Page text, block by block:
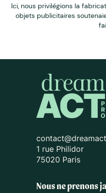
Ici, nous privilégions la
objets publicitaires
1 rue Philidor
75020 Paris
Nous ne prenons